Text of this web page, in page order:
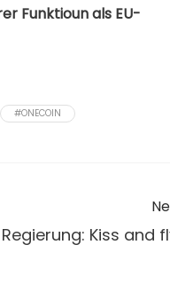
Funktioun als EU-
#ONECOIN
Kiss and